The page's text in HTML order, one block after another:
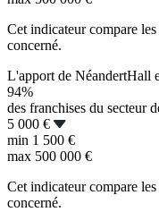
Cet indicateur compare
concerné.
L'apport de NéandertHall
94%
des franchises du secteur
5 000 €
min 1 500 €
max 500 000 €
Cet indicateur compare
concerné.